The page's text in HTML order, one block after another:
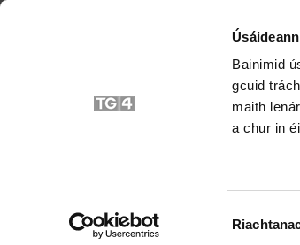
Bainimid
gcuid
maith
a chur in